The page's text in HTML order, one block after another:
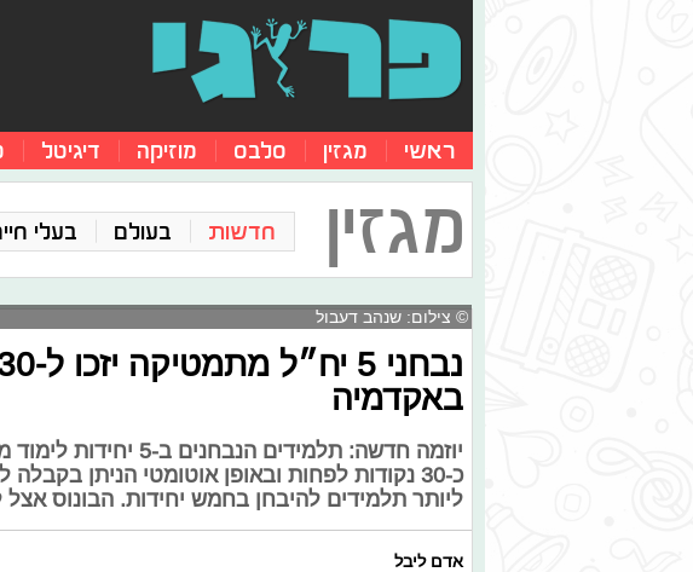
ראשי מגזין סלבס מוזיקה דיגיטל
מגזין חדשות בעולם בעלי
© צילום: שנהב דעבול
באקדמיה
יוזמה חדשה: תלמידים
כ-30 נקודות לפחות ובאופן אוטומטי הניתן
ליותר תלמידים להיבחן בחמש יחידות. הבונוס אצל לומדי 4 יח״ל
אדם ליבל